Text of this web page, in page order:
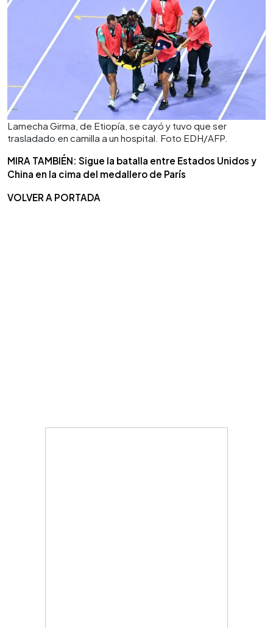
Lamecha Girma, de Etiopía, se cayó y tuvo que ser
trasladado en camilla a un hospital. Foto EDH/AFP.
MIRA TAMBIÉN: Sigue la batalla entre Estados Unidos y
China en la cima del medallero de París
VOLVER A PORTADA